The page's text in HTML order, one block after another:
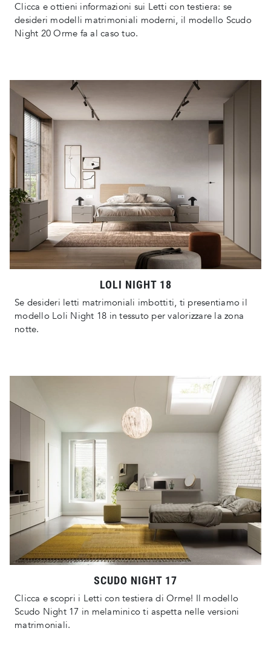
Clicca e ottieni informazioni sui Letti con testiera: se
desideri modelli matrimoniali moderni, il modello Scudo
Night 20 Orme fa al caso tuo.
LOLI NIGHT 18
Se desideri letti matrimoniali imbottiti, ti presentiamo il
modello Loli Night 18 in tessuto per valorizzare la zona
notte.
SCUDO NIGHT 17
Clicca e scopri i Letti con testiera di Orme! Il modello
Scudo Night 17 in melaminico ti aspetta nelle versioni
matrimoniali.